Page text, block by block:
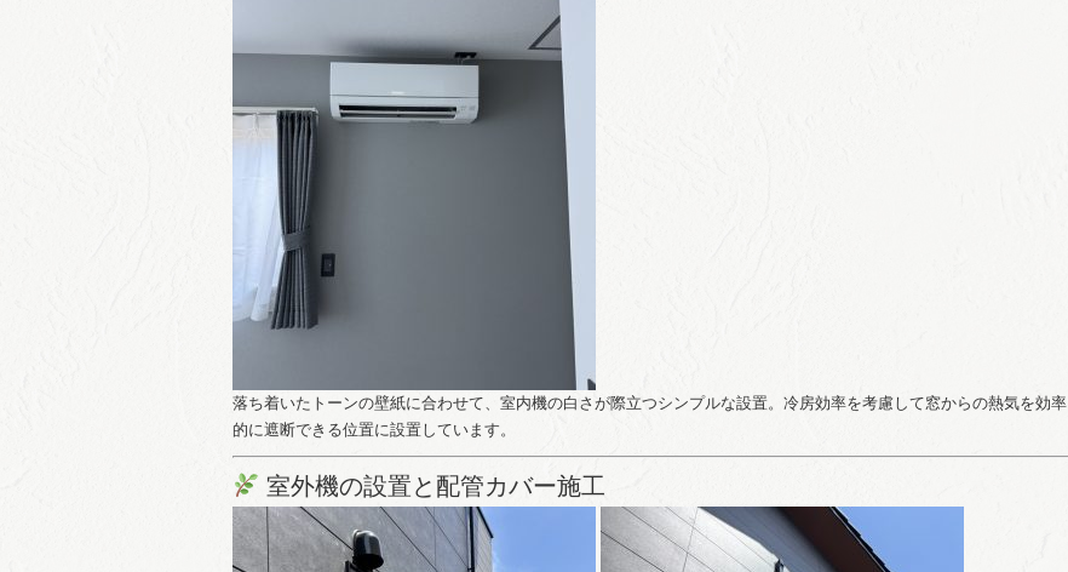
落ち着いたトーンの壁紙に合わせて、室内機の白さが際立つシンプルな設置。冷房効率を考慮して窓からの熱気を効率
的に遮断できる位置に設置しています。
室外機の設置と配管カバー施工